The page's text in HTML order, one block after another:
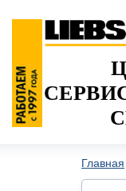
Главная